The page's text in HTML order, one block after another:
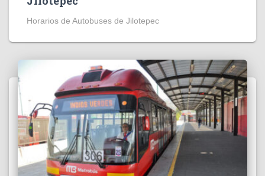
Horarios de Autobuses de Jilotepec